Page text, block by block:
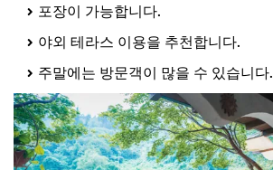
포장이 가능합니다.
야외 테라스 이용을 추천합니다.
주말에는 방문객이 많을 수 있습니다.